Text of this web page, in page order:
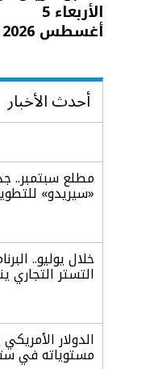
الأربعاء 5
أغسطس 2026
أحدث الأخبار
مطلع
«سيريدو»
خلال يوليو..
التستر التجاري ينفذ 5270
الدولار
مستوياته في